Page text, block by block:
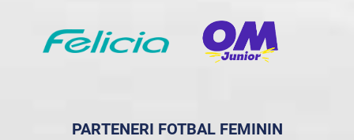
PARTENERI FOTBAL FEMININ